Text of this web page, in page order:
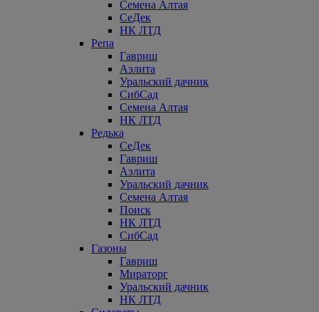
Семена Алтая
СеДек
НК ЛТД
Репа
Гавриш
Аэлита
Уральский дачник
СибСад
Семена Алтая
НК ЛТД
Редька
СеДек
Гавриш
Аэлита
Уральский дачник
Семена Алтая
Поиск
НК ЛТД
СибСад
Газоны
Гавриш
Мираторг
Уральский дачник
НК ЛТД